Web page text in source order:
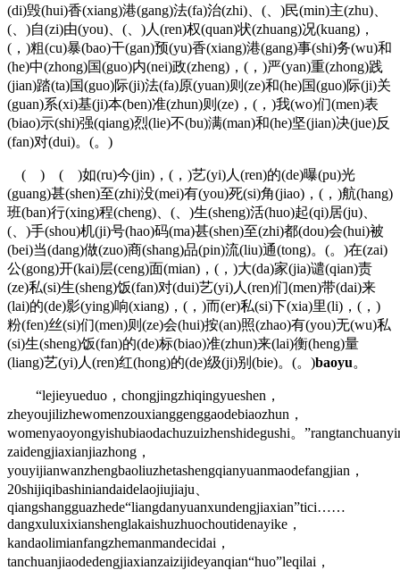
(di)毁(hui)香(xiang)港(gang)法(fa)治(zhi)、(、)民(min)主(zhu)、
(、)自(zi)由(you)、(、)人(ren)权(quan)状(zhuang)况(kuang)，
(，)粗(cu)暴(bao)干(gan)预(yu)香(xiang)港(gang)事(shi)务(wu)和
(he)中(zhong)国(guo)内(nei)政(zheng)，(，)严(yan)重(zhong)践
(jian)踏(ta)国(guo)际(ji)法(fa)原(yuan)则(ze)和(he)国(guo)际(ji)关
(guan)系(xi)基(ji)本(ben)准(zhun)则(ze)，(，)我(wo)们(men)表
(biao)示(shi)强(qiang)烈(lie)不(bu)满(man)和(he)坚(jian)决(jue)反
(fan)对(dui)。(。)
( ) ( )如(ru)今(jin)，(，)艺(yi)人(ren)的(de)曝(pu)光
(guang)甚(shen)至(zhi)没(mei)有(you)死(si)角(jiao)，(，)航(hang)
班(ban)行(xing)程(cheng)、(、)生(sheng)活(huo)起(qi)居(ju)、
(、)手(shou)机(ji)号(hao)码(ma)甚(shen)至(zhi)都(dou)会(hui)被
(bei)当(dang)做(zuo)商(shang)品(pin)流(liu)通(tong)。(。)在(zai)
公(gong)开(kai)层(ceng)面(mian)，(，)大(da)家(jia)谴(qian)责
(ze)私(si)生(sheng)饭(fan)对(dui)艺(yi)人(ren)们(men)带(dai)来
(lai)的(de)影(ying)响(xiang)，(，)而(er)私(si)下(xia)里(li)，(，)
粉(fen)丝(si)们(men)则(ze)会(hui)按(an)照(zhao)有(you)无(wu)私
(si)生(sheng)饭(fan)的(de)标(biao)准(zhun)来(lai)衡(heng)量
(liang)艺(yi)人(ren)红(hong)的(de)级(ji)别(bie)。(。)baoyu。
“lejieyueduo，chongjingzhiqingyueshen，
zheyoujilizhewomenzouxianggenggaodebiaozhun，
womenyaoyongyishubiaodachuzuizhenshidegushi。
zaidengjiaxianjiazhong，
youyijianwanzhengbaoliuzhetashengqianyuanmaodefangjian，
20shijiqibashiniandaidelaojiujiaju、
qiangshangguazhede“liangdanyuanxundengjiaxian”tici……
dangxuluxixianshenglakaishuzhuochoutidenayike，
kandaolimianfangzhemanmandecidai，
tanchuanjiaodedengjiaxianzaizijideyanqian“huo”leqilai，